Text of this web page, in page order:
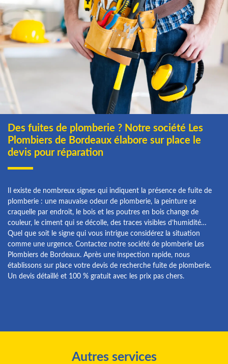
Des fuites de plomberie ? Notre société Les
Plombiers de Bordeaux élabore sur place le
devis pour réparation
Il existe de nombreux signes qui indiquent la présence de fuite de
plomberie : une mauvaise odeur de plomberie, la peinture se
craquelle par endroit, le bois et les poutres en bois change de
couleur, le ciment qui se décolle, des traces visibles d’humidité…
Quel que soit le signe qui vous intrigue considérez la situation
comme une urgence. Contactez notre société de plomberie Les
Plombiers de Bordeaux. Après une inspection rapide, nous
établissons sur place votre devis de recherche fuite de plomberie.
Un devis détaillé et 100 % gratuit avec les prix pas chers.
Autres services